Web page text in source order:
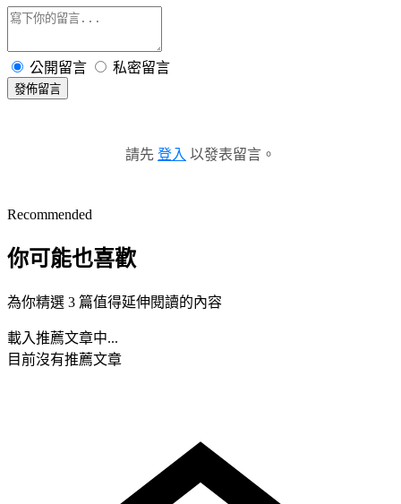
公開留言 私密留言
發佈留言
請先 登入 以發表留言。
Recommended
你可能也喜歡
為你精選 3 篇值得延伸閱讀的內容
載入推薦文章中...
目前沒有推薦文章